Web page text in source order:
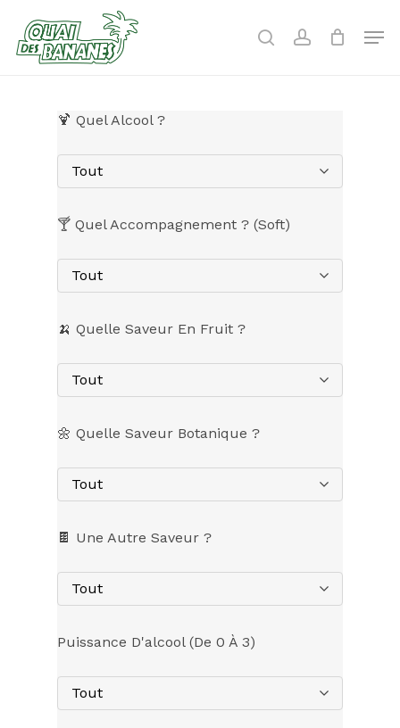
main
content
searchaccount
🍹 Quel Alcool ?
Tout
🍸 Quel Accompagnement ? (Soft)
Tout
🍌 Quelle Saveur En Fruit ?
Tout
🌼 Quelle Saveur Botanique ?
Tout
🍫 Une Autre Saveur ?
Tout
Puissance D'alcool (de 0 À 3)
Tout